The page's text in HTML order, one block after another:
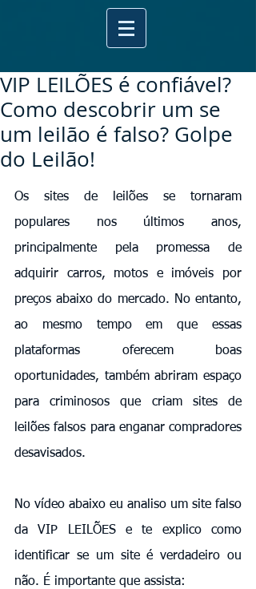
VIP LEILÕES é confiável?
Como descobrir um se
um leilão é falso? Golpe
do Leilão!
Os sites de leilões se tornaram
populares nos últimos anos,
principalmente pela promessa de
adquirir carros, motos e imóveis por
preços abaixo do mercado. No entanto,
ao mesmo tempo em que essas
plataformas oferecem boas
oportunidades, também abriram espaço
para criminosos que criam sites de
leilões falsos para enganar compradores
desavisados.
No vídeo abaixo eu analiso um site falso
da VIP LEILÕES e te explico como
identificar se um site é verdadeiro ou
não. É importante que assista: